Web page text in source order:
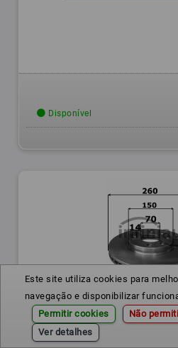
Este site utiliza cookies para
navegação e disponibilizar
Permitir cookies
Não
Ver detalhes
Disponível
Ref.: DT09860110
DISCO TRAVAO OPEL CORSA C
95526646